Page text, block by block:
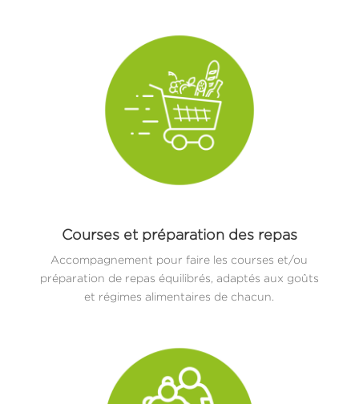
Courses et préparation des repas
Accompagnement pour faire les courses et/ou
préparation de repas équilibrés, adaptés aux goûts
et régimes alimentaires de chacun.